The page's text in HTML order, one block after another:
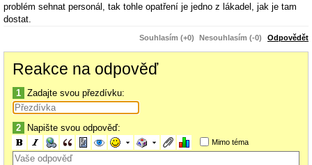
problém sehnat personál, tak tohle opatření je jedno z lákadel, jak je tam
dostat.
Souhlasím (+0) Nesouhlasím (-0) Odpovědět
Reakce na odpověď
1 Zadajte svou přezdívku:
2 Napište svou odpověď:
Mimo téma